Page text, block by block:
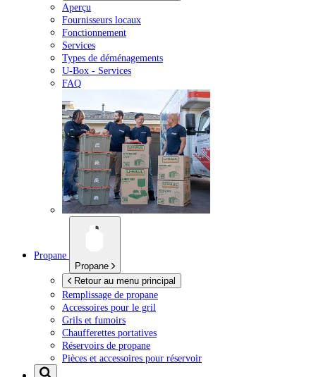
Aperçu
Fournisseurs locaux
Fonctionnement
Services
Types de déménagements
U-Box - Services
FAQ
Propane
Propane
Retour au menu principal
Remplissage de propane
Accessoires pour le gril
Grils et fumoirs
Chaufferettes portatives
Réservoirs de propane
Pièces et accessoires pour réservoir